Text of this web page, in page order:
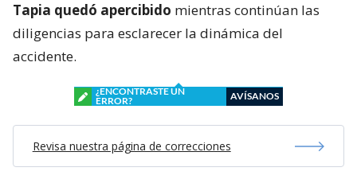
Tapia quedó apercibido mientras continúan las
diligencias para esclarecer la dinámica del
accidente.
¿ENCONTRASTE UN
ERROR?
AVÍSANOS
Revisa nuestra página de correcciones